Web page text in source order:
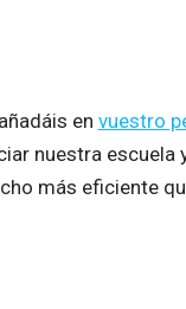
en vuestro
nuestra escuela
más eficiente